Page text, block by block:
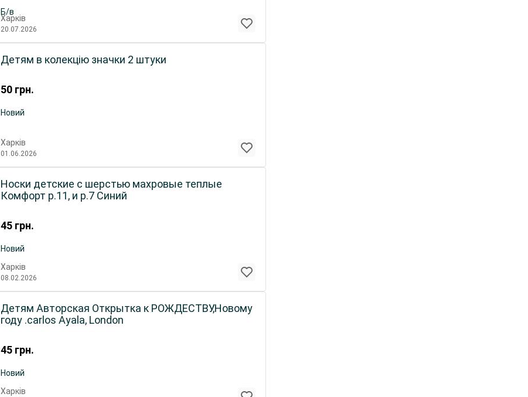
Б/в
Харків
20.07.2026
50 грн.
Детям в колекцію значки 2 штуки
Новий
Харків
01.06.2026
45 грн.
Носки детские с шерстью махровые теплые
Комфорт р.11, и р.7 Синий
Новий
Харків
08.02.2026
45 грн.
Детям Авторская Открытка к РОЖДЕСТВУ,Новому
году .carlos Ayala, London
Новий
Харків